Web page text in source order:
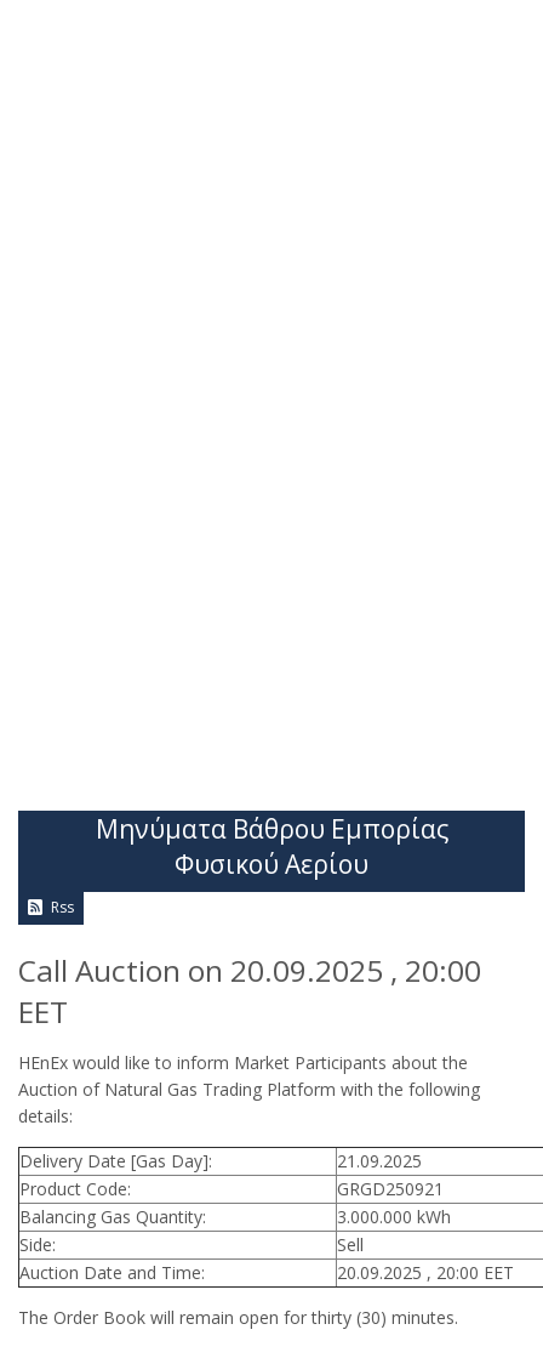
Μηνύματα Βάθρου Εμπορίας
Φυσικού Αερίου
Rss
Call Auction on 20.09.2025 , 20:00
EET
HEnEx would like to inform Market Participants about the
Auction of Natural Gas Trading Platform with the following
details:
Delivery Date [Gas Day]:
21.09.2025
Product Code:
GRGD250921
Balancing Gas Quantity:
3.000.000 kWh
Side:
Sell
Auction Date and Time:
20.09.2025 , 20:00 EET
The Order Book will remain open for thirty (30) minutes.